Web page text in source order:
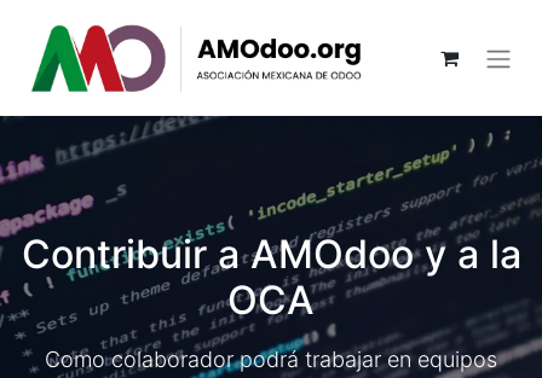
Contribuir a AMOdoo y a la
OCA
Como colaborador podrá trabajar en equipos